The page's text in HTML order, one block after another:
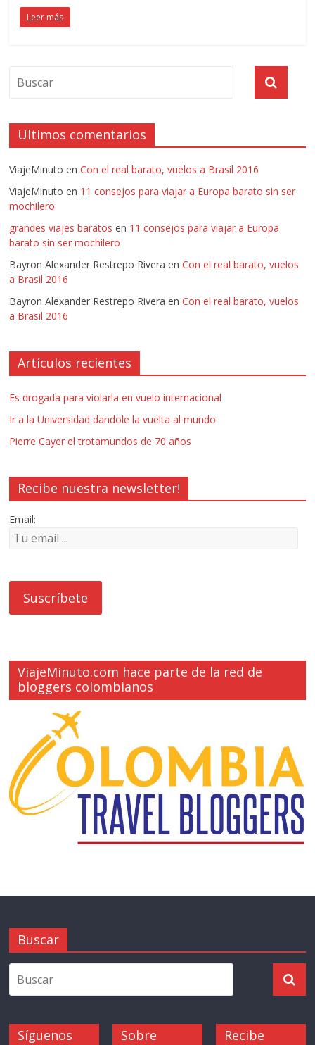
Leer más
Ultimos comentarios
ViajeMinuto enCon el real barato, vuelos a Brasil 2016
ViajeMinuto en 11 consejos para viajar a Europa barato sin ser
mochilero
grandes viajes baratos en 11 consejos para viajar a Europa
barato sin ser mochilero
Bayron Alexander Restrepo Rivera enCon el real barato, vuelos
a Brasil 2016
Bayron Alexander Restrepo Rivera enCon el real barato, vuelos
a Brasil 2016
Artículos recientes
Es drogada para violarla en vuelo internacional
Ir a la Universidad dandole la vuelta al mundo
Pierre Cayer el trotamundos de 70 años
Recibe nuestra newsletter!
Email:
ViajeMinuto.com hace parte de la red de
bloggers colombianos
Buscar
Síguenos
Sobre
Recibe